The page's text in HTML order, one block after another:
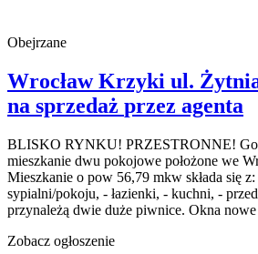
Obejrzane
Wrocław Krzyki ul.
na sprzedaż przez agenta
BLISKO RYNKU! PRZESTRONNE!
mieszkanie dwu pokojowe położone we
Mieszkanie o pow 56,79 mkw składa się
sypialni/pokoju, - łazienki, - kuchni, -
przynależą dwie duże piwnice. Okna nowe
Zobacz ogłoszenie